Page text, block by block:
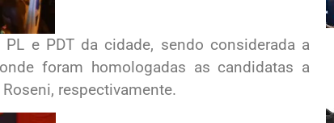
e PDT da cidade, sendo considerada a
foram homologadas as candidatas a
respectivamente.